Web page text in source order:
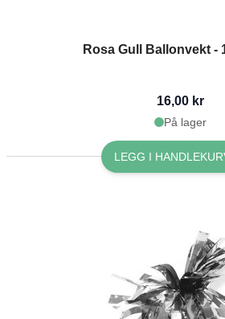
Rosa Gull Ballonvekt -
16,00 kr
På lager
LEGG I